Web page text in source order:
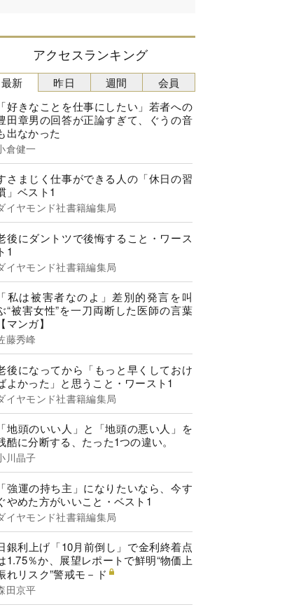
アクセスランキング
最新
「好きなことを仕事にしたい」若者への
田章男の回答が正論すぎて、ぐうの音
出なかった
倉健一
さまじく仕事ができる人の「休日の習
」ベスト1
イヤモンド社書籍編集局
後にダントツで後悔すること・ワース
ト1
イヤモンド社書籍編集局
「私は被害者なのよ」差別的発言を叫
“被害女性”を一刀両断した医師の言葉
【マンガ】
藤秀峰
後になってから「もっと早くしておけ
よかった」と思うこと・ワースト1
イヤモンド社書籍編集局
「地頭のいい人」と「地頭の悪い人」を
酷に分断する、たった1つの違い。
川晶子
「強運の持ち主」になりたいなら、今す
やめた方がいいこと・ベスト1
イヤモンド社書籍編集局
銀利上げ「10月前倒し」で金利終着点
1.75％か、展望レポートで鮮明“物価上
れリスク”警戒モ－ド
田京平
昨日 週間 会員